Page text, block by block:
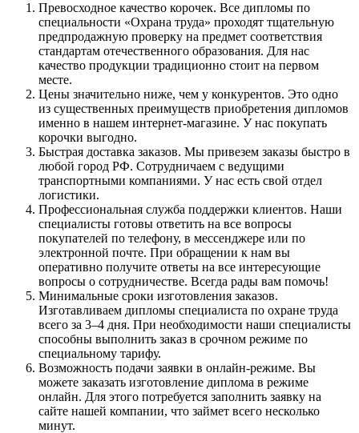
Превосходное качество корочек. Все дипломы по
специальности «Охрана труда» проходят тщательную
предпродажную проверку на предмет соответствия
стандартам отечественного образования. Для нас
качество продукции традиционно стоит на первом
месте.
Цены значительно ниже, чем у конкурентов. Это одно
из существенных преимуществ приобретения дипломов
именно в нашем интернет-магазине. У нас покупать
корочки выгодно.
Быстрая доставка заказов. Мы привезем заказы быстро в
любой город РФ. Сотрудничаем с ведущими
транспортными компаниями. У нас есть свой отдел
логистики.
Профессиональная служба поддержки клиентов. Наши
специалисты готовы ответить на все вопросы
покупателей по телефону, в мессенджере или по
электронной почте. При обращении к нам вы
оперативно получите ответы на все интересующие
вопросы о сотрудничестве. Всегда рады вам помочь!
Минимальные сроки изготовления заказов.
Изготавливаем дипломы специалиста по охране труда
всего за 3–4 дня. При необходимости наши специалисты
способны выполнить заказ в срочном режиме по
специальному тарифу.
Возможность подачи заявки в онлайн-режиме. Вы
можете заказать изготовление диплома в режиме
онлайн. Для этого потребуется заполнить заявку на
сайте нашей компании, что займет всего несколько
минут.